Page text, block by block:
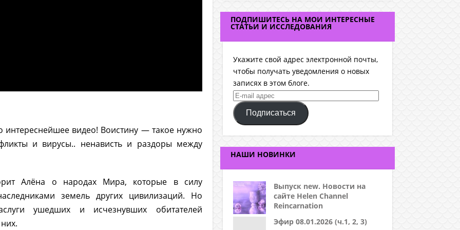
видео! Воистину — такое нужно
и вирусы.. ненависть и раздоры между
Алёна о народах Мира, которые в силу
земель других цивилизаций. Но
ушедших и исчезнувших обитателей
ПОДПИШИТЕСЬ НА МОИ ИНТЕРЕСНЫЕ
СТАТЬИ И ИССЛЕДОВАНИЯ
Укажите свой адрес электронной почты,
чтобы получать уведомления о новых
записях в этом блоге.
E-
mail
адрес
Подписаться
НАШИ НОВИНКИ
Выпуск new. Новости на
сайте Helen Channel
Reincarnation
Эфир 08.01.2026 (ч.1, 2, 3)